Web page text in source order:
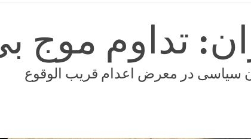
تداوم موج
سیاسی در معرض اعدام قریب الوقوع